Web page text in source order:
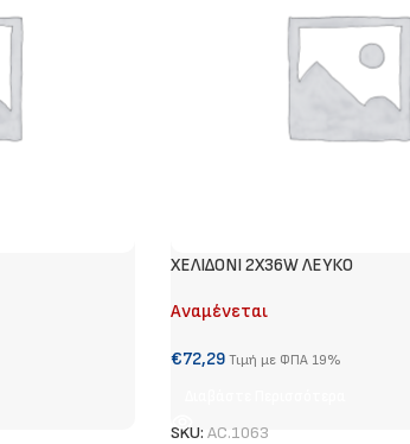
ΧΕΛΙΔΟΝΙ 2Χ36W ΛΕΥΚΟ
Αναμένεται
€72,29 Τιμή με ΦΠΑ 19%
SKU: AC.1063